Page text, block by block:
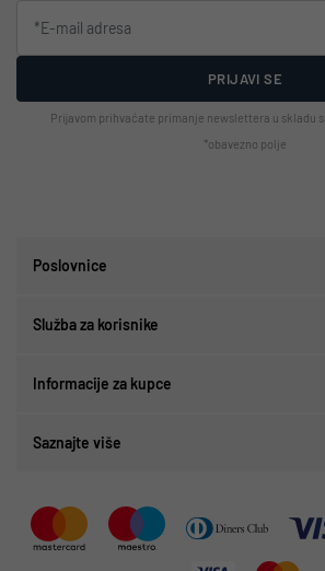
PRIJAVI SE
Prijavom prihvaćate primanje newslettera u skladu s
*obavezno polje
Poslovnice
Služba za korisnike
Informacije za kupce
Saznajte više